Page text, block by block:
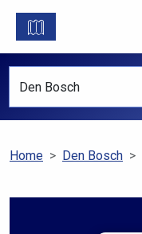
Home Den Bosch